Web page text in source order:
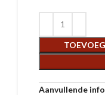
Aanvullende